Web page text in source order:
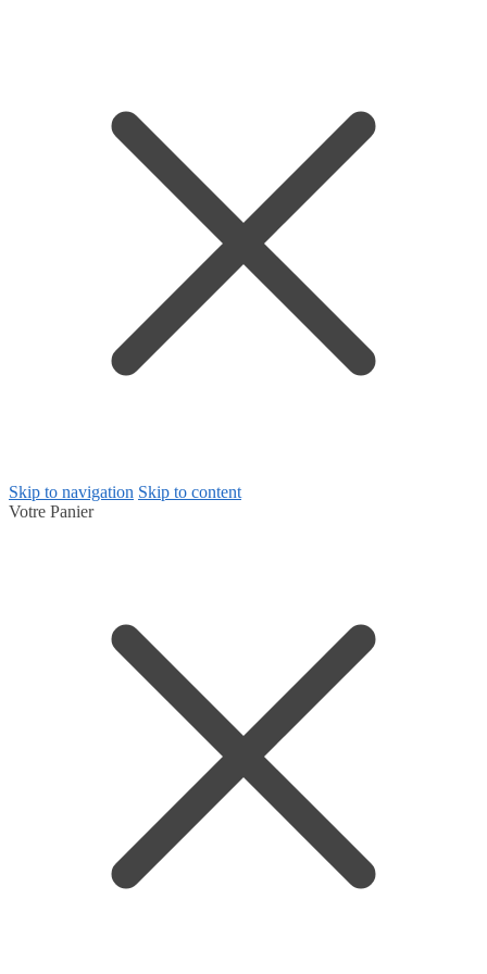
Skip to navigation Skip to content
Votre Panier